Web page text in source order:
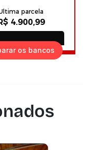
os bancos